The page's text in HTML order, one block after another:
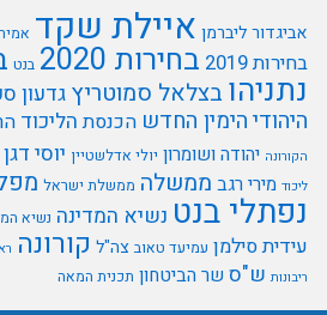
אביגדור ליברמןאיילת שקד
בחירות 2019 בחירות 2020 בנט
נתניהו בצלאל סמוטריץגדעון
היהודיהימין החדש הכנסתהליכוד
הקורונה יהודה ושומרון יולי אדלשטיין יוסי דגן
ליכוד מירי רגבממשלה ממשלת ישראל
נפתלי בנט נשיא המדינה נשיא
עידית סילמן עמיעד טאוב צה"לקורונה
ריבונות ש"סשר הביטחון תכנית המאה